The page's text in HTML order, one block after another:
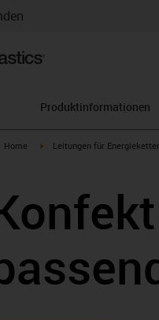
Produktinformationen
igus-icon-arrow-right
Home igus-icon-arrow-right
Leitungen für